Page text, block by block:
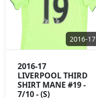
2016-17
2016-17
LIVERPOOL THIRD
SHIRT MANE #19 -
7/10 - (S)